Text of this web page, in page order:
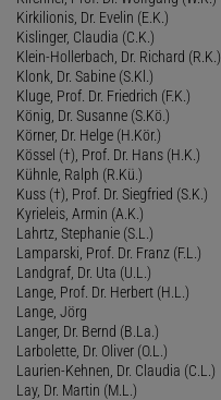
Kirkilionis, Dr. Evelin (E.K.)
Kislinger, Claudia (C.K.)
Klein-Hollerbach, Dr. Richard (R.K.)
Klonk, Dr. Sabine (S.Kl.)
Kluge, Prof. Dr. Friedrich (F.K.)
König, Dr. Susanne (S.Kö.)
Körner, Dr. Helge (H.Kör.)
Kössel (†), Prof. Dr. Hans (H.K.)
Kühnle, Ralph (R.Kü.)
Kuss (†), Prof. Dr. Siegfried (S.K.)
Kyrieleis, Armin (A.K.)
Lahrtz, Stephanie (S.L.)
Lamparski, Prof. Dr. Franz (F.L.)
Landgraf, Dr. Uta (U.L.)
Lange, Prof. Dr. Herbert (H.L.)
Lange, Jörg
Langer, Dr. Bernd (B.La.)
Larbolette, Dr. Oliver (O.L.)
Laurien-Kehnen, Dr. Claudia (C.L.)
Lay, Dr. Martin (M.L.)